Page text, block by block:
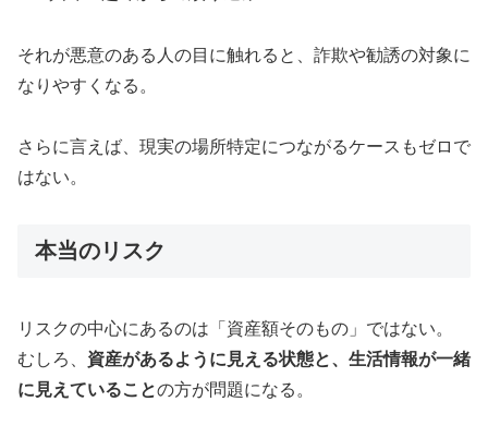
それが悪意のある人の目に触れると、詐欺や勧誘の対象に
なりやすくなる。
さらに言えば、現実の場所特定につながるケースもゼロで
はない。
本当のリスク
リスクの中心にあるのは「資産額そのもの」ではない。
むしろ、 資産があるように見える状態と、生活情報が一緒
に見えていることの方が問題になる。